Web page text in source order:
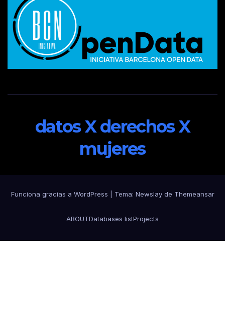
datos X derechos X
mujeres
Funciona gracias a WordPress Tema: Newslayde Themeansar
ABOUTDatabases listProjects